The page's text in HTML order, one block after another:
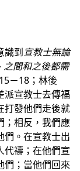
識到宣教士無論
間和之後都需
－18；林後
派宣教士去傳福
打發他們走後就
；相反，我們應
們。在宣教士出
代禱；在他們宣
們；當他們回來